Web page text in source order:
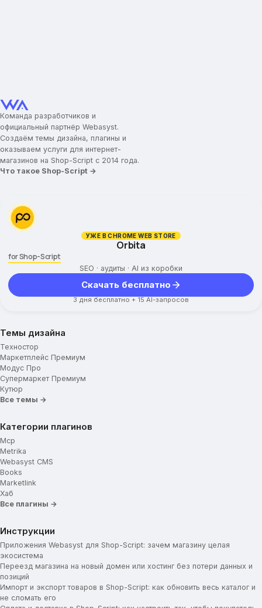
Команда разработчиков и
официальный партнёр Webasyst.
Создаём темы дизайна, плагины и
оказываем услуги для интернет-
магазинов на Shop-Script с 2014 года.
Что такое Shop-Script →
УЖЕ В CHROME WEB STORE
Orbita
for Shop-Script
SEO · аудиты · AI из коробки
Скачать бесплатно
3 дня бесплатно + 15 AI-запросов
Темы дизайна
Техностор
Маркетплейс Премиум
Модус Про
Супермаркет Премиум
Кутюр
Все темы →
Категории плагинов
Mcp
Metrika
Webasyst CMS
Books
Marketlink
Хаб
Все плагины →
Инструкции
Приложения Webasyst для Shop-Script: зачем магазину целая
экосистема
Переезд магазина на новый домен или хостинг без потери данных и
позиций
Импорт и экспорт товаров в Shop-Script: как обновить весь каталог и
не сломать его